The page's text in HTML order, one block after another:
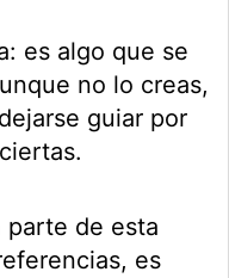
es algo que se
no lo creas,
guiar por
parte de esta
es